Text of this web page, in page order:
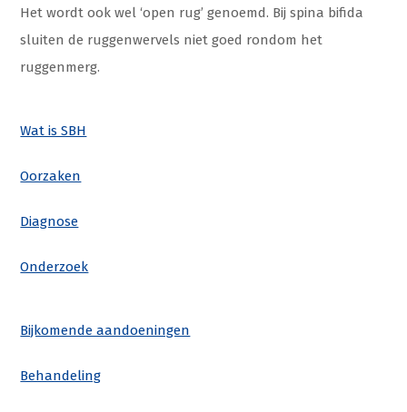
Het wordt ook wel ‘open rug’ genoemd. Bij spina bifida
sluiten de ruggenwervels niet goed rondom het
ruggenmerg.
Wat is SBH
Oorzaken
Diagnose
Onderzoek
Bijkomende aandoeningen
Behandeling